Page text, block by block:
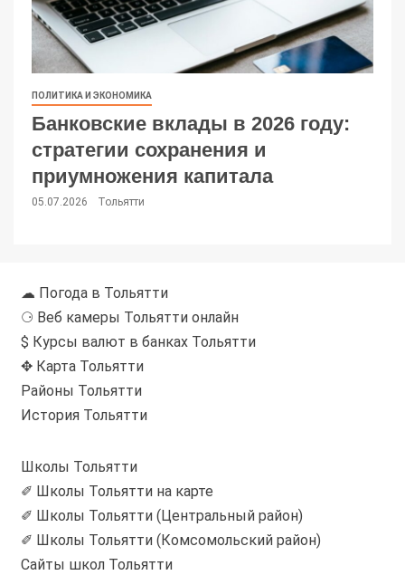
ПОЛИТИКА И ЭКОНОМИКА
Банковские вклады в 2026 году:
стратегии сохранения и
приумножения капитала
05.07.2026 Тольятти
☁ Погода в Тольятти
⚆ Веб камеры Тольятти онлайн
$ Курсы валют в банках Тольятти
✥ Карта Тольятти
Районы Тольятти
История Тольятти
Школы Тольятти
✐ Школы Тольятти на карте
✐ Школы Тольятти (Центральный район)
✐ Школы Тольятти (Комсомольский район)
Сайты школ Тольятти